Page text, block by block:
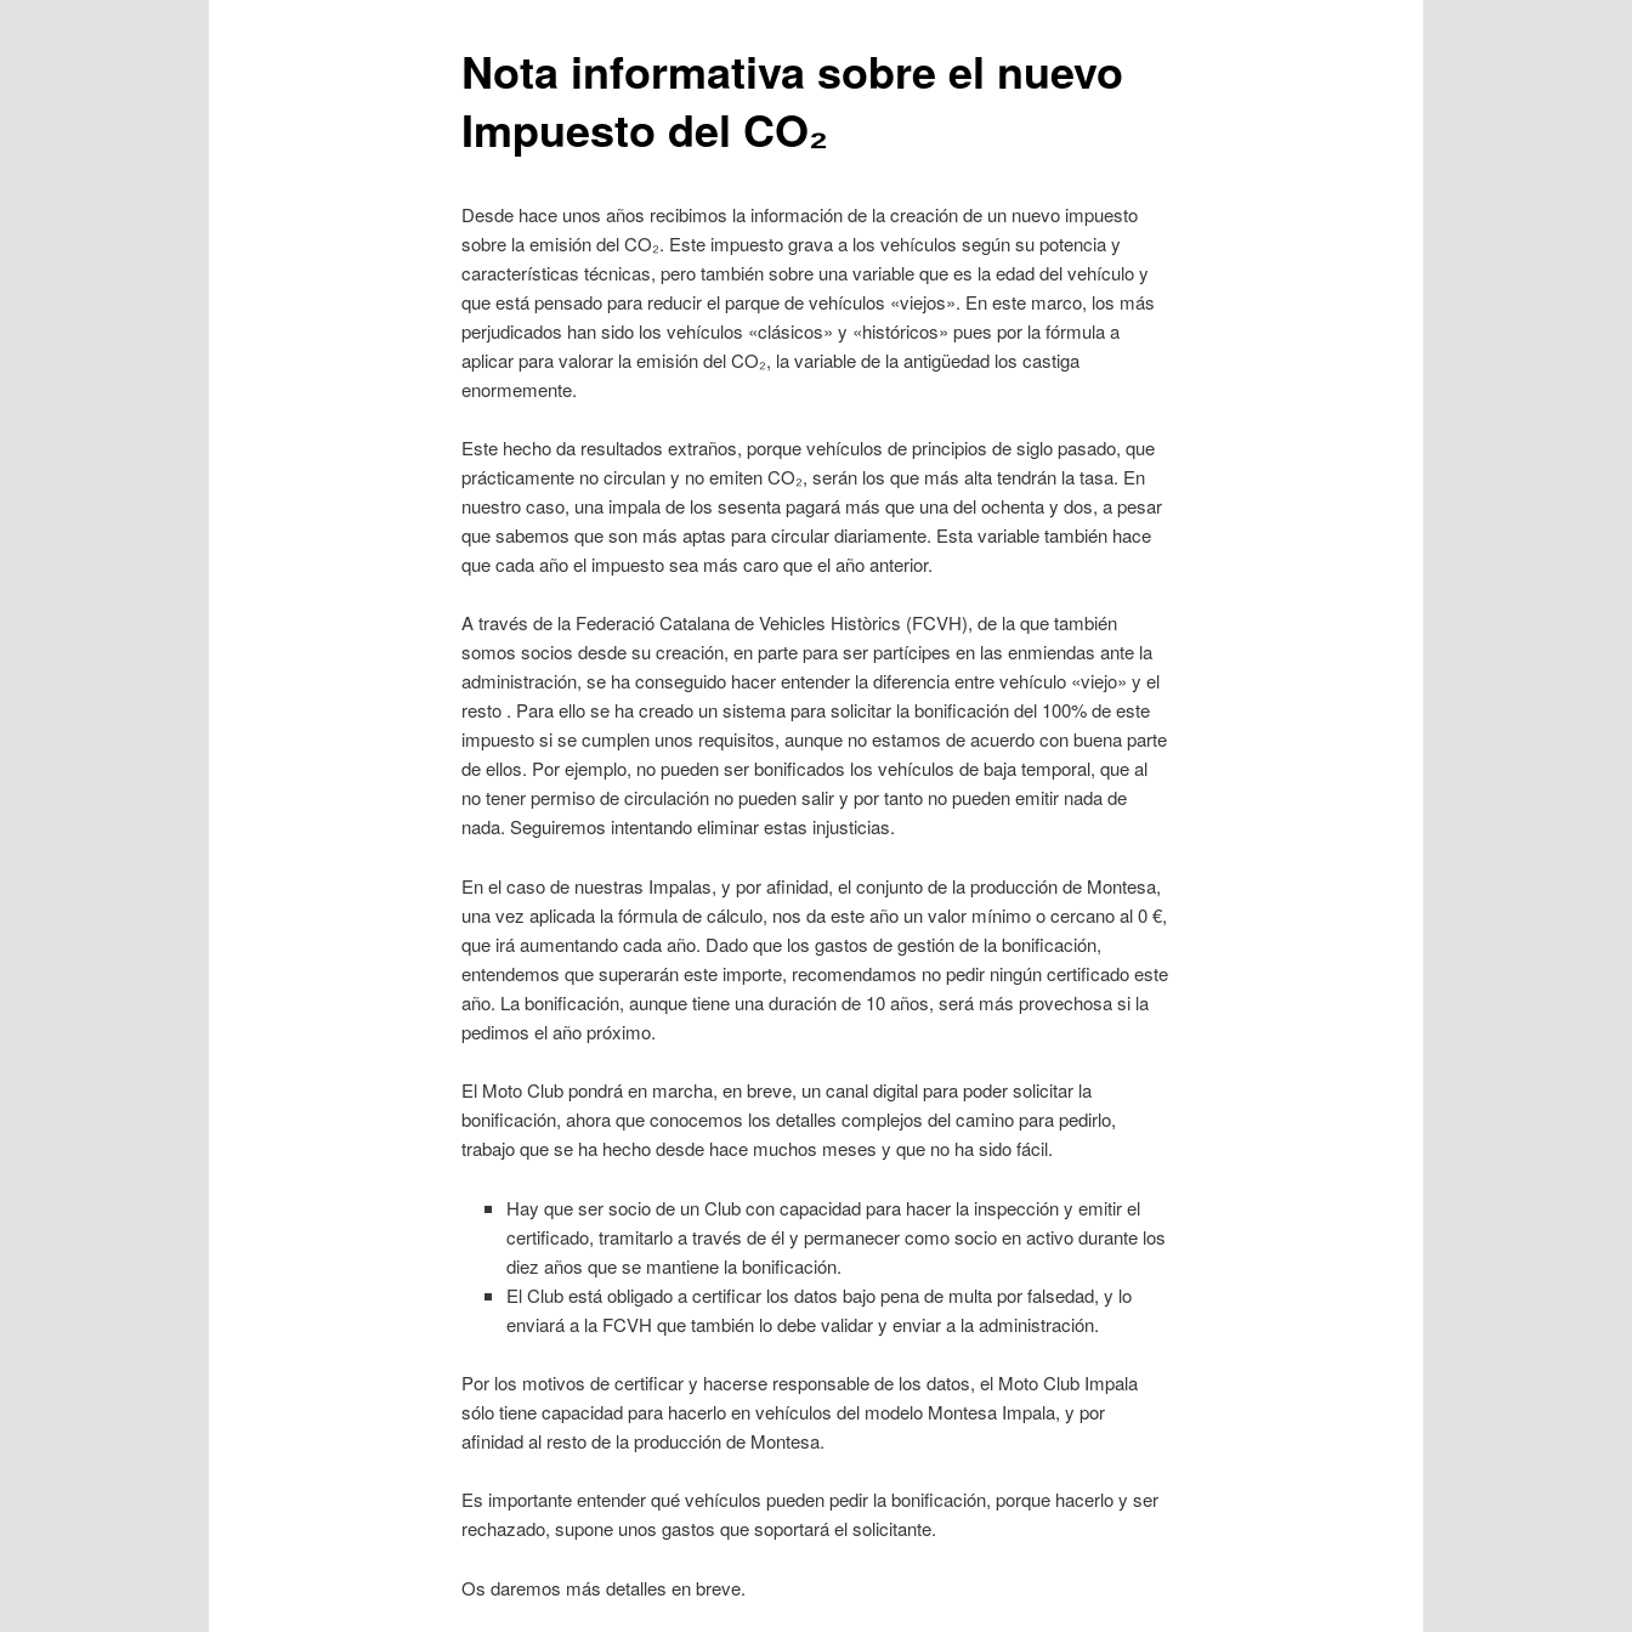
Nota informativa sobre el nuevo
Impuesto del CO₂
Desde hace unos años recibimos la información de la creación de un nuevo impuesto
sobre la emisión del CO₂. Este impuesto grava a los vehículos según su potencia y
características técnicas, pero también sobre una variable que es la edad del vehículo y
que está pensado para reducir el parque de vehículos «viejos». En este marco, los más
perjudicados han sido los vehículos «clásicos» y «históricos» pues por la fórmula a
aplicar para valorar la emisión del CO₂, la variable de la antigüedad los castiga
enormemente.
Este hecho da resultados extraños, porque vehículos de principios de siglo pasado, que
prácticamente no circulan y no emiten CO₂, serán los que más alta tendrán la tasa. En
nuestro caso, una impala de los sesenta pagará más que una del ochenta y dos, a pesar
que sabemos que son más aptas para circular diariamente. Esta variable también hace
que cada año el impuesto sea más caro que el año anterior.
A través de la Federació Catalana de Vehicles Històrics (FCVH), de la que también
somos socios desde su creación, en parte para ser partícipes en las enmiendas ante la
administración, se ha conseguido hacer entender la diferencia entre vehículo «viejo» y el
resto . Para ello se ha creado un sistema para solicitar la bonificación del 100% de este
impuesto si se cumplen unos requisitos, aunque no estamos de acuerdo con buena parte
de ellos. Por ejemplo, no pueden ser bonificados los vehículos de baja temporal, que al
no tener permiso de circulación no pueden salir y por tanto no pueden emitir nada de
nada. Seguiremos intentando eliminar estas injusticias.
En el caso de nuestras Impalas, y por afinidad, el conjunto de la producción de Montesa,
una vez aplicada la fórmula de cálculo, nos da este año un valor mínimo o cercano al 0 €,
que irá aumentando cada año. Dado que los gastos de gestión de la bonificación,
entendemos que superarán este importe, recomendamos no pedir ningún certificado este
año. La bonificación, aunque tiene una duración de 10 años, será más provechosa si la
pedimos el año próximo.
El Moto Club pondrá en marcha, en breve, un canal digital para poder solicitar la
bonificación, ahora que conocemos los detalles complejos del camino para pedirlo,
trabajo que se ha hecho desde hace muchos meses y que no ha sido fácil.
Hay que ser socio de un Club con capacidad para hacer la inspección y emitir el
certificado, tramitarlo a través de él y permanecer como socio en activo durante los
diez años que se mantiene la bonificación.
El Club está obligado a certificar los datos bajo pena de multa por falsedad, y lo
enviará a la FCVH que también lo debe validar y enviar a la administración.
Por los motivos de certificar y hacerse responsable de los datos, el Moto Club Impala
sólo tiene capacidad para hacerlo en vehículos del modelo Montesa Impala, y por
afinidad al resto de la producción de Montesa.
Es importante entender qué vehículos pueden pedir la bonificación, porque hacerlo y ser
rechazado, supone unos gastos que soportará el solicitante.
Os daremos más detalles en breve.